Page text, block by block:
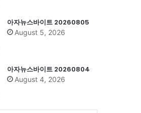
아자뉴스바이트 20260805
August 5, 2026
아자뉴스바이트 20260804
August 4, 2026